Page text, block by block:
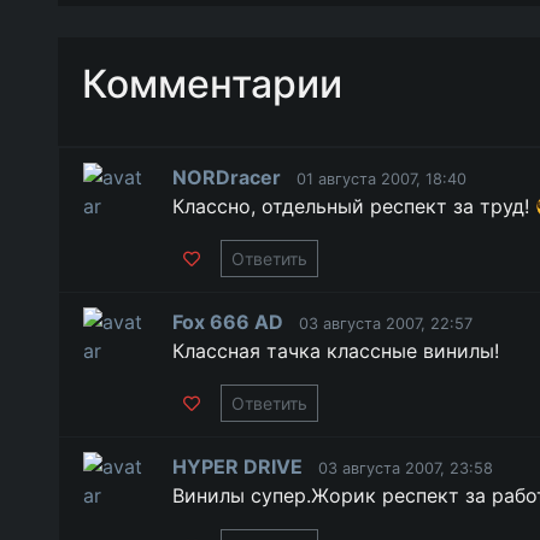
Комментарии
NORDracer 01 августа 2007, 18:40
Классно, отдельный респект за труд!
Ответить
Fox 666 AD 03 августа 2007, 22:57
Классная тачка классные винилы!
Ответить
HYPER DRIVE 03 августа 2007, 23:58
Винилы супер.Жорик респект за